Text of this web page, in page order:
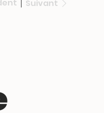
Suivant